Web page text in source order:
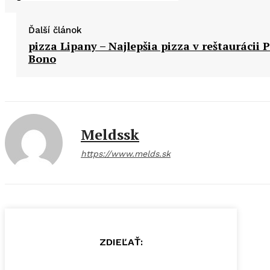
Ďalší článok
pizza Lipany – Najlepšia pizza v reštaurácii
Bono
Meldssk
https://www.melds.sk
ZDIEĽAŤ: